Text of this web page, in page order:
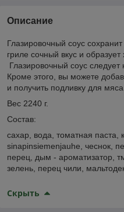
Описание
Глазировочный соус
гриле сочный вкус и образует
Глазировочный соус
Кроме этого, вы можете
и получить подливку для
Вес 2240 г.
Состав:
сахар, вода, томатная паста,
sinapinsiemenjauhe, чеснок,
перец, дым - ароматизатор,
зелень, перец чили,
Скрыть